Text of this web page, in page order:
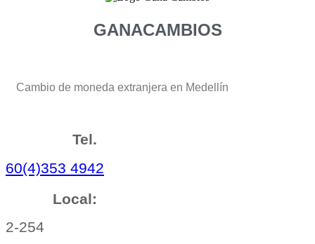
GANACAMBIOS
Cambio de moneda extranjera en Medellín
Tel.
60(4)353 4942
Local:
2-254